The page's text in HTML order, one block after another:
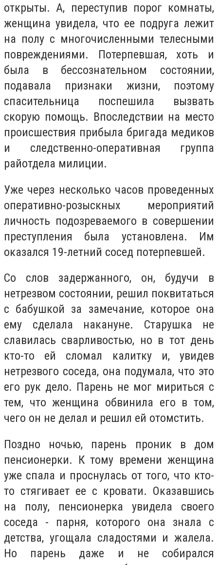
открыты. А, переступив порог комнаты,
женщина увидела, что ее подруга лежит
на полу с многочисленными телесными
повреждениями. Потерпевшая, хоть и
была в бессознательном состоянии,
подавала признаки жизни, поэтому
спасительница поспешила вызвать
скорую помощь. Впоследствии на место
происшествия прибыла бригада медиков
и следственно-оперативная группа
райотдела милиции.
Уже через несколько часов проведенных
оперативно-розыскных мероприятий
личность подозреваемого в совершении
преступления была установлена. Им
оказался 19-летний сосед потерпевшей.
Со слов задержанного, он, будучи в
нетрезвом состоянии, решил поквитаться
с бабушкой за замечание, которое она
ему сделала накануне. Старушка не
славилась сварливостью, но в тот день
кто-то ей сломал калитку и, увидев
нетрезвого соседа, она подумала, что это
его рук дело. Парень не мог мириться с
тем, что женщина обвинила его в том,
чего он не делал и решил ей отомстить.
Поздно ночью, парень проник в дом
пенсионерки. К тому времени женщина
уже спала и проснулась от того, что кто-
то стягивает ее с кровати. Оказавшись
на полу, пенсионерка увидела своего
соседа - парня, которого она знала с
детства, угощала сладостями и жалела.
Но парень даже и не собирался